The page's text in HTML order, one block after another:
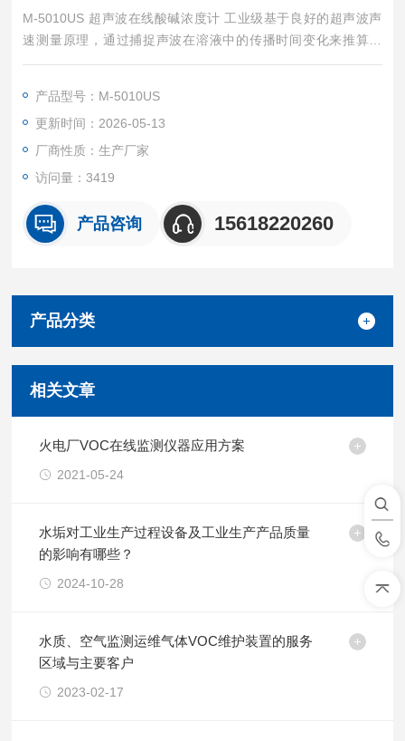
M-5010US 超声波在线酸碱浓度计 工业级基于良好的超声波声
速测量原理，通过捕捉声波在溶液中的传播时间变化来推算浓
度。仪器内置高精度温度传感器，能自动进行0~100℃的温度补
现双组份浓度的精确解析，确保长期测量的稳定性。
产品型号：M-5010US
更新时间：2026-05-13
厂商性质：生产厂家
访问量：3419
产品咨询 15618220260
产品分类
相关文章
火电厂VOC在线监测仪器应用方案
2021-05-24
水垢对工业生产过程设备及工业生产产品质量
的影响有哪些？
2024-10-28
水质、空气监测运维气体VOC维护装置的服务
区域与主要客户
2023-02-17